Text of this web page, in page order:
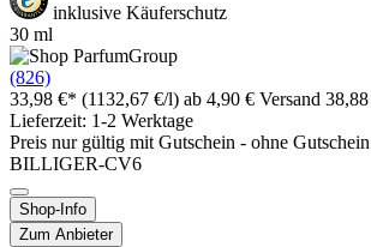
inklusive Käuferschutz
30 ml
(826)
33,98 €* (1132,67 €/l) ab 4,90 € Versand
Lieferzeit: 1-2 Werktage
Preis nur gültig mit Gutschein - ohne
BILLIGER-CV6
Shop-Info
Zum Anbieter